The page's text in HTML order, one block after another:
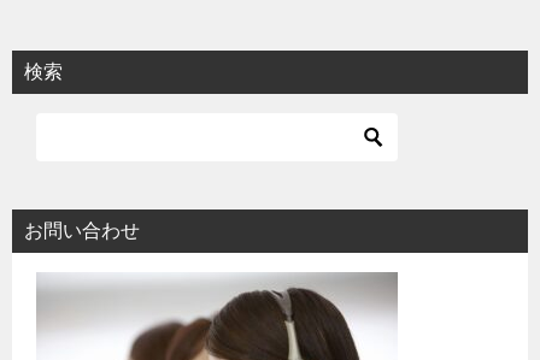
検索
お問い合わせ